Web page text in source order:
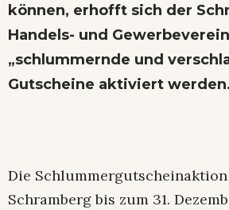
können, erhofft sich der
Handels- und
„schlummernde und
Gutscheine aktiviert
Die
Schramberg bis zum 31.